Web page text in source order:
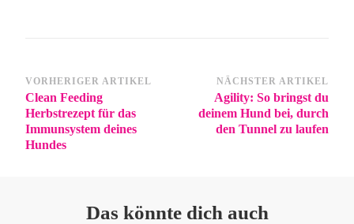
VORHERIGER ARTIKEL
Clean Feeding
Herbstrezept für das
Immunsystem deines
Hundes
NÄCHSTER ARTIKEL
Agility: So bringst du
deinem Hund bei, durch
den Tunnel zu laufen
Das könnte dich auch